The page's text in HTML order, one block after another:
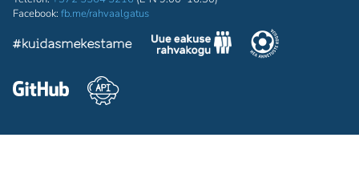
Facebook: fb.me/rahvaalgatus